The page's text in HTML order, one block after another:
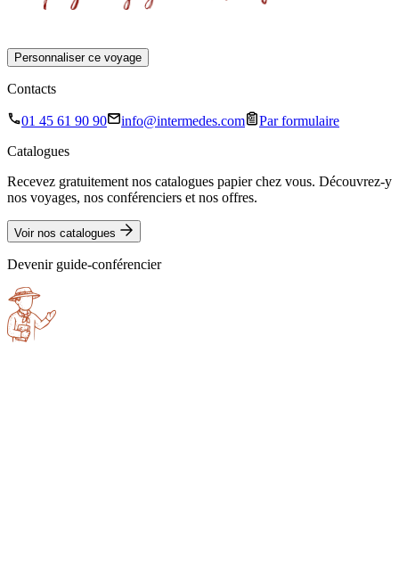
Personnaliser ce voyage
Contacts
01 45 61 90 90 info@intermedes.com
Par formulaire
Catalogues
Recevez gratuitement nos catalogues papier chez vous. Découvrez-y
nos voyages, nos conférenciers et nos offres.
Voir nos catalogues
Devenir guide-conférencier